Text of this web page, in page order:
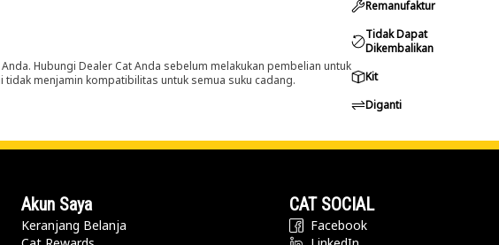
Hubungi Dealer Cat Anda sebelum melakukan pembelian untuk
menjamin kompatibilitas untuk semua suku cadang.
Remanufaktur
Tidak Dapat
Dikembalikan
Kit
Diganti
Akun Saya
Keranjang Belanja
CAT SOCIAL
Facebook